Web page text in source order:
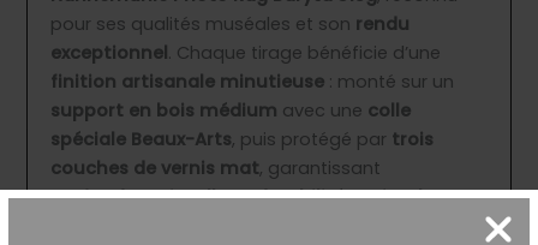
pour ses qualités muséales et son rendu
exceptionnel. Chaque tirage bénéficie d’une
finition artisanale minutieuse : monté sur un
support en bois médium avec une colle
spéciale Beaux-Arts, puis protégé par trois
couches de vernis mat, garantissant
profondeur visuelle et durabilité optimale.